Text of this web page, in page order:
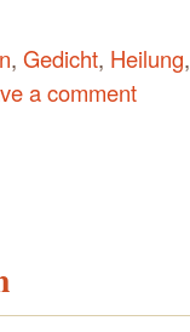
, Gedicht, Heilung
a comment